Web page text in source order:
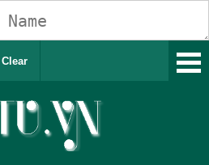
Clear